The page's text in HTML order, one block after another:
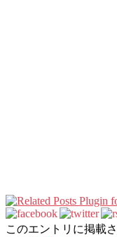
このエントリに掲載